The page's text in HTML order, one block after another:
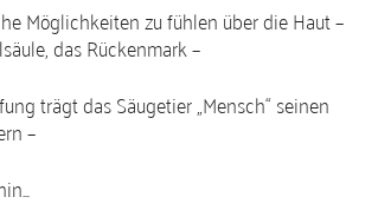
Möglichkeiten zu fühlen über die Haut –
das Rückenmark –
trägt das Säugetier „Mensch“ seinen
–